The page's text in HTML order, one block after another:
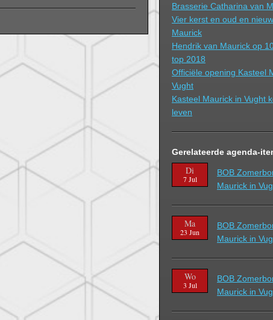
Brasserie Catharina van
Vier kerst en oud en
Maurick
Hendrik van Maurick op
top 2018
Officiële opening Kasteel
Vught
Kasteel Maurick in Vught
leven
Gerelateerde agenda-
Di
7 Jul
BOB
Maurick in
Ma
23 Jun
BOB
Maurick in
Wo
3 Jul
BOB
Maurick in